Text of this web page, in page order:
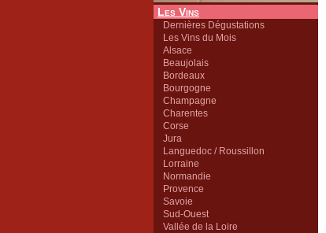
Les Vins
Dernières Dégustations
Les Vins du Mois
Alsace
Beaujolais
Bordeaux
Bourgogne
Champagne
Charentes
Corse
Jura
Languedoc / Roussillon
Lorraine
Normandie
Provence
Savoie
Sud-Ouest
Vallée de la Loire